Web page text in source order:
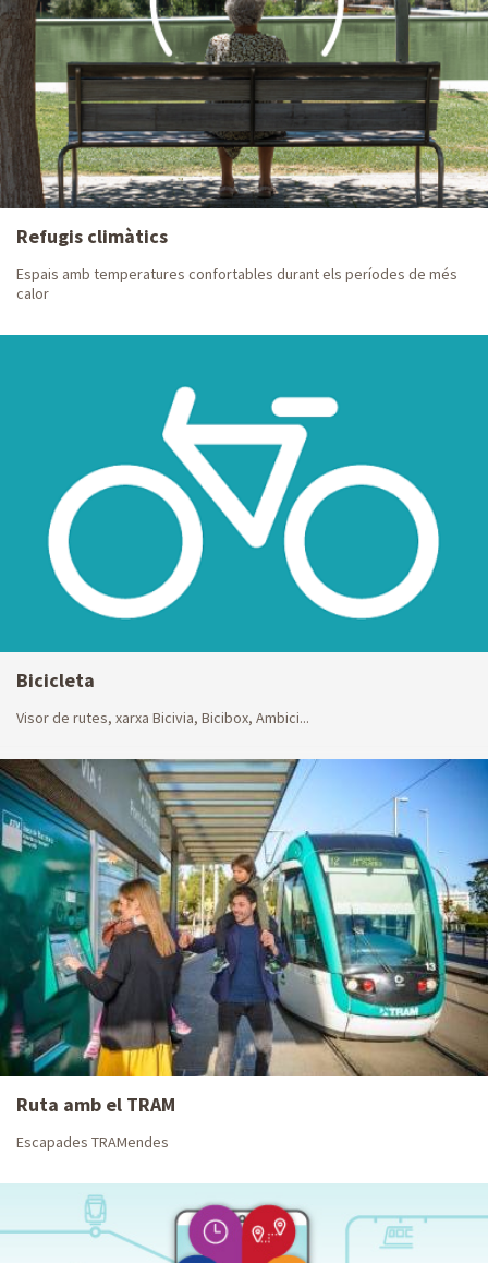
estadístiques
sostenible
cartografia
Infraestructures
Projectes i
obres
Anàlisi
laboratori
Refugis climàtics
Espais amb temperatures confortables durant els períodes de més
calor
Bicicleta
Visor de rutes, xarxa Bicivia, Bicibox, Ambici...
Ruta amb el TRAM
Escapades TRAMendes